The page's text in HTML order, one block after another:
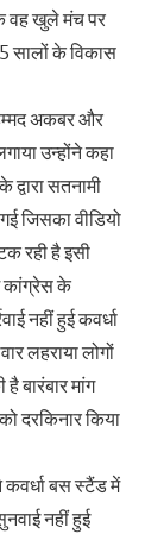
वह खुले मंच पर
सालों के विकास
अकबर और
उन्होंने कहा
सतनामी
जिसका वीडियो
रही है इसी
कांग्रेस के
नहीं हुई कवर्धा
लहराया लोगों
बारंबार मांग
दरकिनार किया
कवर्धा बस स्टैंड में
नहीं हुई